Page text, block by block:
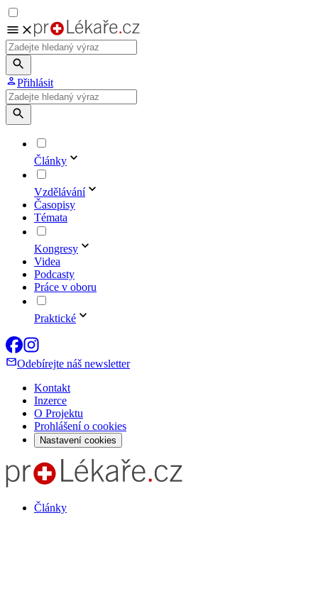
Přihlásit
Články
Vzdělávání
Časopisy
Témata
Kongresy
Videa
Podcasty
Práce v oboru
Praktické
Odebírejte náš newsletter
Kontakt
Inzerce
O Projektu
Prohlášení o cookies
Nastavení cookies
Články